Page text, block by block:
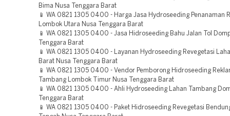
Bima Nusa Tenggara Barat
📱 WA 0821 1305 0400 - Harga Jasa Hydroseeding Penanaman
Lombok Utara Nusa Tenggara Barat
📱 WA 0821 1305 0400 - Jasa Hidroseeding Bahu Jalan Tol
Tenggara Barat
📱 WA 0821 1305 0400 - Layanan Hydroseeding Revegetasi
Barat Nusa Tenggara Barat
📱 WA 0821 1305 0400 - Vendor Pemborong Hidroseeding
Tambang Lombok Timur Nusa Tenggara Barat
📱 WA 0821 1305 0400 - Ahli Hydroseeding Lahan Tambang
Tenggara Barat
📱 WA 0821 1305 0400 - Paket Hidroseeding Revegetasi